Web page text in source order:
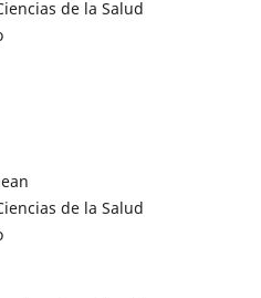
de la Salud
de la Salud